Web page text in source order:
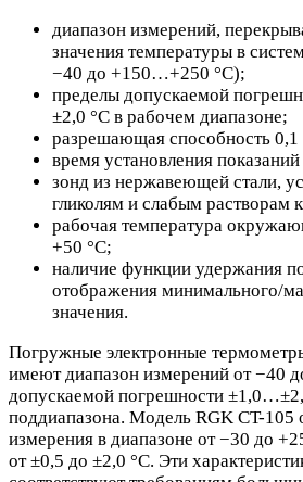
диапазон измерений,
значения температуры в
−40 до +150…+250 °C);
пределы допускаемой
±2,0 °C в рабочем диапазоне;
разрешающая способность 0,1
время установления
зонд из нержавеющей стали,
гликолям и слабым растворам
рабочая температура
+50 °C;
наличие функции удержания
отображения минимального/
значения.
Погружные электронные
имеют диапазон измерений от −40
допускаемой погрешности
поддиапазона. Модель RGK CT-105
измерения в диапазоне от −30 до
от ±0,5 до ±2,0 °C. Эти